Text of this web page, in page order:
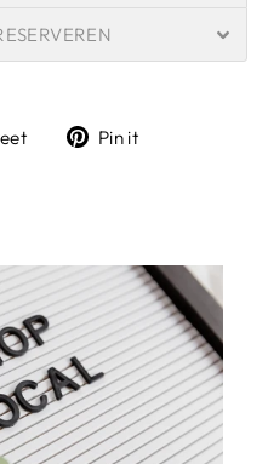
TweetPin it